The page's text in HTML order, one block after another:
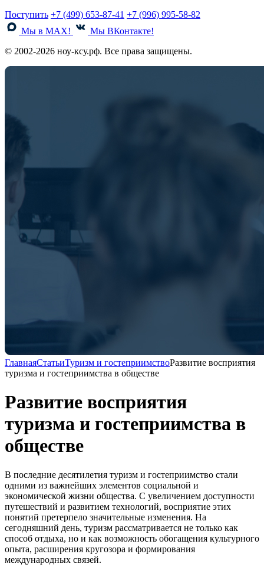
Поступить +7 (499) 653-87-41 +7 (996) 995-58-82
Мы в MAX!
Мы ВКонтакте!
© 2002-2026 ноу-ксу.рф. Все права защищены.
ГлавнаяСтатьиТуризм и гостеприимствоРазвитие восприятия
туризма и гостеприимства в обществе
Развитие восприятия
туризма и гостеприимства в
обществе
В последние десятилетия туризм и гостеприимство стали
одними из важнейших элементов социальной и
экономической жизни общества. С увеличением доступности
путешествий и развитием технологий, восприятие этих
понятий претерпело значительные изменения. На
сегодняшний день, туризм рассматривается не только как
способ отдыха, но и как возможность обогащения культурного
опыта, расширения кругозора и формирования
международных связей.